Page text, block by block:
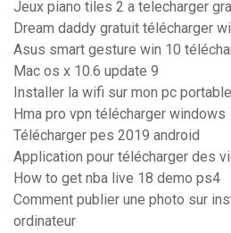
Jeux piano tiles 2 a telecharger
Dream daddy gratuit télécharger
Asus smart gesture win 10
Mac os x 10.6 update 9
Installer la wifi sur mon pc portable
Hma pro vpn télécharger windows
Télécharger pes 2019 android
Application pour télécharger des
How to get nba live 18 demo ps4
Comment publier une photo sur
ordinateur